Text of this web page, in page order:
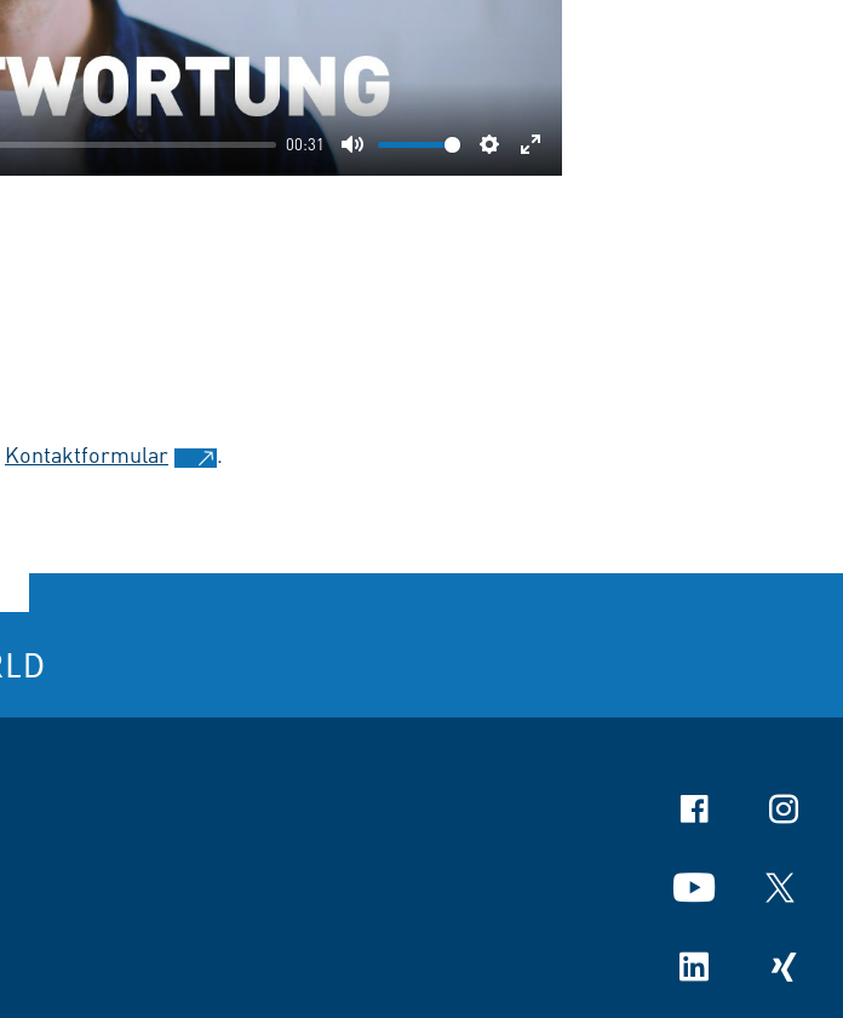
00:31
Mute Settings
Enter
Kontaktformular .
Facebook
YouTube X
Linkedin Xing